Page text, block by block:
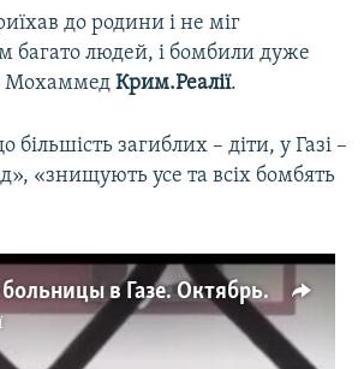
до родини і не міг
багато людей, і бомбили дуже
Мохаммед Крим.Реалії.
більшість загиблих – діти, у Газі –
«знищують усе та всіх бомбять
Вид из окна больницы в Газе. Октябрь 2023